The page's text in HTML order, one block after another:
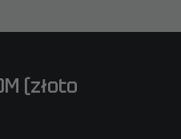
(złoto